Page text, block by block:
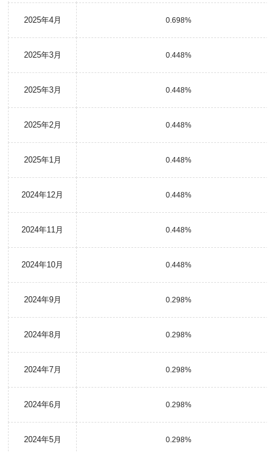
2025年4月 0.698%
2025年3月 0.448%
2025年3月 0.448%
2025年2月 0.448%
2025年1月 0.448%
2024年12月 0.448%
2024年11月 0.448%
2024年10月 0.448%
2024年9月 0.298%
2024年8月 0.298%
2024年7月 0.298%
2024年6月 0.298%
2024年5月 0.298%